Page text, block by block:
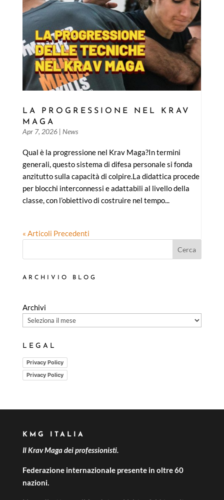
LA PROGRESSIONE NEL KRAV
MAGA
Apr 7, 2026| News
Qual è la progressione nel Krav Maga?In termini
generali, questo sistema di difesa personale si fonda
anzitutto sulla capacità di colpire.La didattica procede
per blocchi interconnessi e adattabili al livello della
classe, con l’obiettivo di costruire nel tempo...
« Articoli Precedenti
Cerca
ARCHIVIO BLOG
Archivi
LEGAL
Privacy Policy
Privacy Policy
KMG ITALIA
Il Krav Maga dei professionisti.
Federazione internazionale presente in oltre 60
nazioni.